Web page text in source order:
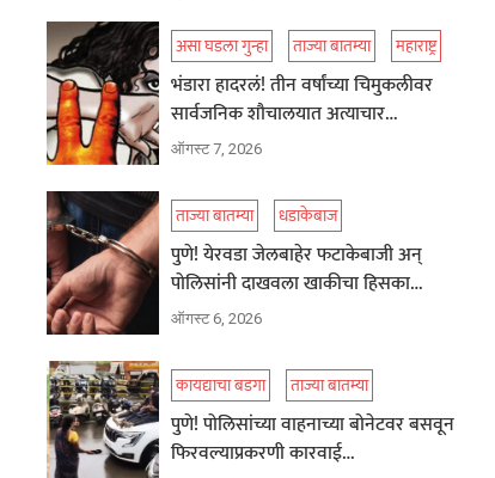
असा घडला गुन्हा ताज्या बातम्या महाराष्ट्र
भंडारा हादरलं! तीन वर्षांच्या चिमुकलीवर
सार्वजनिक शौचालयात अत्याचार…
ऑगस्ट 7, 2026
ताज्या बातम्या धडाकेबाज
पुणे! येरवडा जेलबाहेर फटाकेबाजी अन्
पोलिसांनी दाखवला खाकीचा हिसका…
ऑगस्ट 6, 2026
कायद्याचा बडगा ताज्या बातम्या
पुणे! पोलिसांच्या वाहनाच्या बोनेटवर बसवून
फिरवल्याप्रकरणी कारवाई…